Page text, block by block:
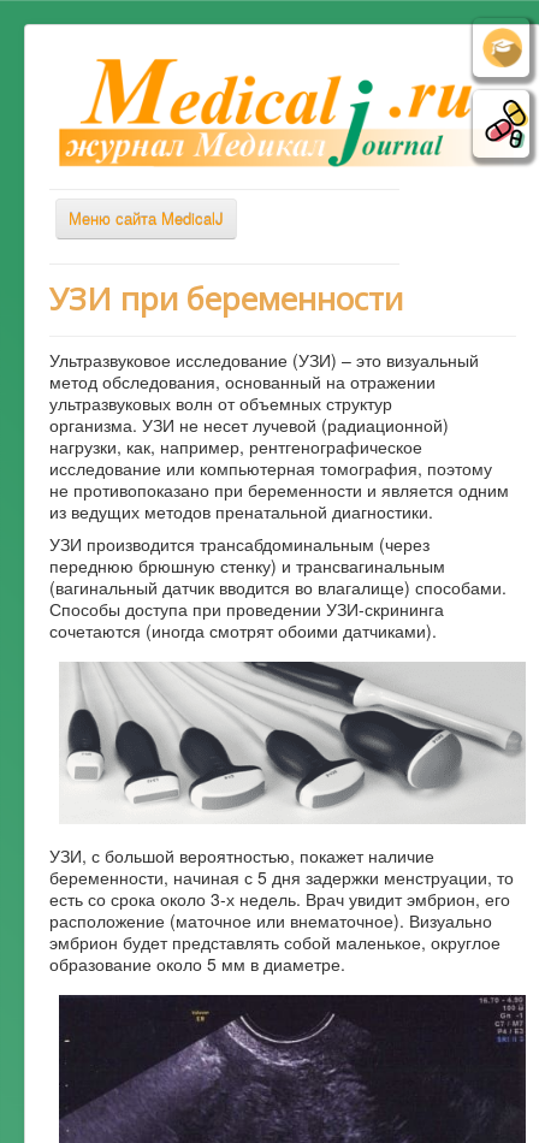
Меню сайта MedicalJ
Весь Медикал
Симптомы
Заболевания
Диагностика
Лечение
Советы врача
Альтернативная медицина
Форум
УЗИ при беременности
Ультразвуковое исследование (УЗИ) – это визуальный
метод обследования, основанный на отражении
ультразвуковых волн от объемных структур
организма. УЗИ не несет лучевой (радиационной)
нагрузки, как, например, рентгенографическое
исследование или компьютерная томография, поэтому
не противопоказано при беременности и является одним
из ведущих методов пренатальной диагностики.
УЗИ производится трансабдоминальным (через
переднюю брюшную стенку) и трансвагинальным
(вагинальный датчик вводится во влагалище) способами.
Способы доступа при проведении УЗИ-скрининга
сочетаются (иногда смотрят обоими датчиками).
УЗИ, с большой вероятностью, покажет наличие
беременности, начиная с 5 дня задержки менструации, то
есть со срока около 3-х недель. Врач увидит эмбрион, его
расположение (маточное или внематочное). Визуально
эмбрион будет представлять собой маленькое, округлое
образование около 5 мм в диаметре.